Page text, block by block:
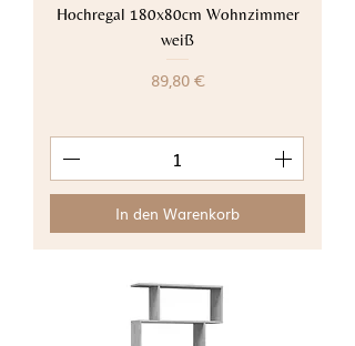
Hochregal 180x80cm Wohnzimmer
weiß
Preis
89,80 €
In den Warenkorb